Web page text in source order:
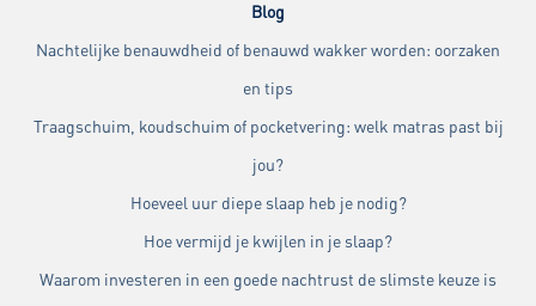
Blog
Nachtelijke benauwdheid of benauwd wakker worden: oorzaken
en tips
Traagschuim, koudschuim of pocketvering: welk matras past bij
jou?
Hoeveel uur diepe slaap heb je nodig?
Hoe vermijd je kwijlen in je slaap?
Waarom investeren in een goede nachtrust de slimste keuze is